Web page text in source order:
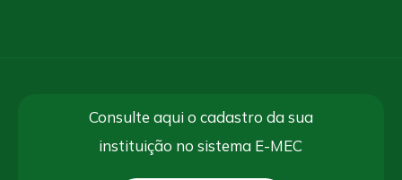
Consulte aqui o cadastro da sua
instituição no sistema E-MEC